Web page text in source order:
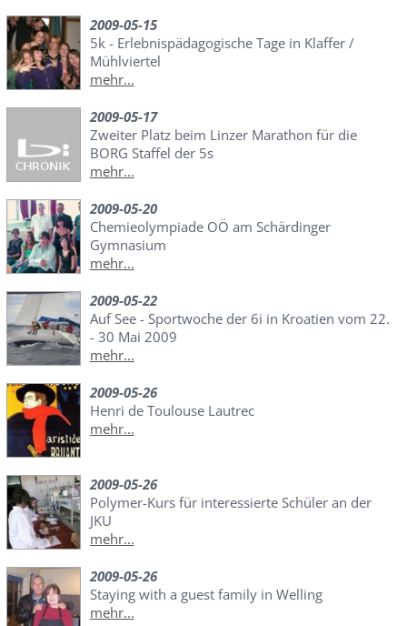
2009-05-15
5k - Erlebnispädagogische Tage in Klaffer /
Mühlviertel
mehr...
2009-05-17
Zweiter Platz beim Linzer Marathon für die
BORG Staffel der 5s
mehr...
2009-05-20
Chemieolympiade OÖ am Schärdinger
Gymnasium
mehr...
2009-05-22
Auf See - Sportwoche der 6i in Kroatien vom 22.
- 30 Mai 2009
mehr...
2009-05-26
Henri de Toulouse Lautrec
mehr...
2009-05-26
Polymer-Kurs für interessierte Schüler an der
JKU
mehr...
2009-05-26
Staying with a guest family in Welling
mehr...